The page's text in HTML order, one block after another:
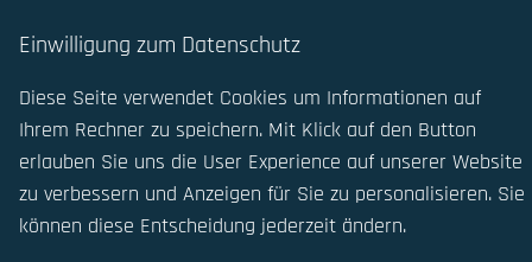
Einwilligung zum Datenschutz
Diese Seite verwendet Cookies um Informationen auf
Ihrem Rechner zu speichern. Mit Klick auf den Button
erlauben Sie uns die User Experience auf unserer Website
zu verbessern und Anzeigen für Sie zu personalisieren. Sie
können diese Entscheidung jederzeit ändern.